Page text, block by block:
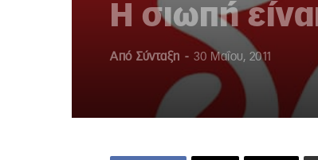
Η σιωπή
Από Σύνταξη - 30 Μαΐου, 2011